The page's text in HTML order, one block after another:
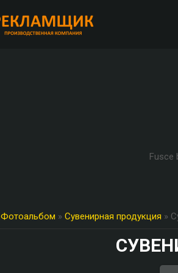
Fusce
Фотоальбом » Сувенирная продукция »